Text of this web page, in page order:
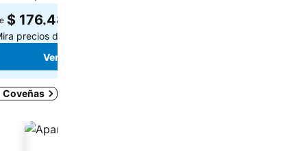
$ 176.487
precios de
Ver precios
Coveñas